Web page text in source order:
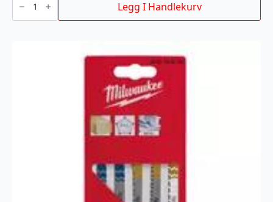
TiN
80MM
antall
Legg I Handlekurv